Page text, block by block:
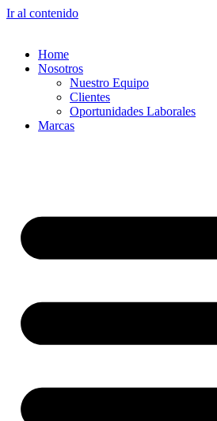
Ir al contenido
Home
Nosotros
Nuestro Equipo
Clientes
Oportunidades Laborales
Marcas